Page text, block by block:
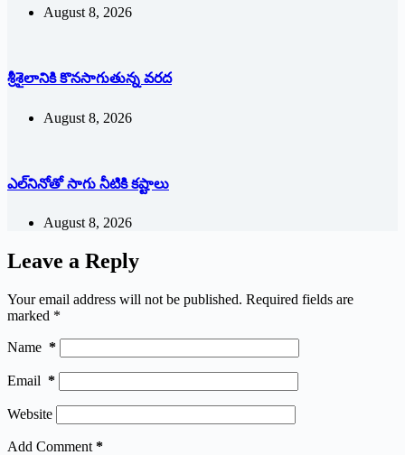
August 8, 2026
శ్రీశైలానికి కొనసాగుతున్న వరద
August 8, 2026
ఎల్‌నినోతో సాగు నీటికి కష్టాలు
August 8, 2026
Leave a Reply
Your email address will not be published. Required fields are
marked *
Name *
Email *
Website
Add Comment *